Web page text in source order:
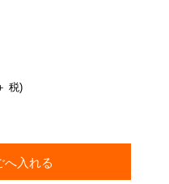
税)